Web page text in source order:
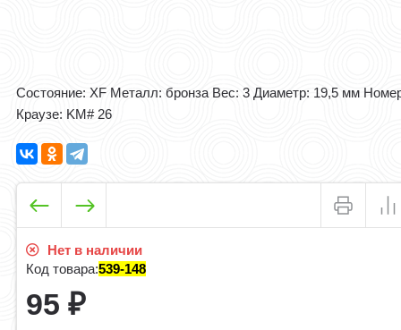
Состояние: XF Металл: бронза Вес: 3 Диаметр: 19,5 мм
Краузе: KM# 26
Нет в наличии
Код товара:539-148
95₽